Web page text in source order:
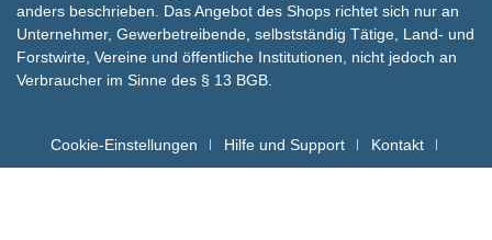
anders beschrieben. Das Angebot des Shops richtet sich nur an
Unternehmer, Gewerbetreibende, selbstständig Tätige, Land- und
Forstwirte, Vereine und öffentliche Institutionen, nicht jedoch an
Verbraucher im Sinne des § 13 BGB.
Cookie-Einstellungen Hilfe und Support Kontakt